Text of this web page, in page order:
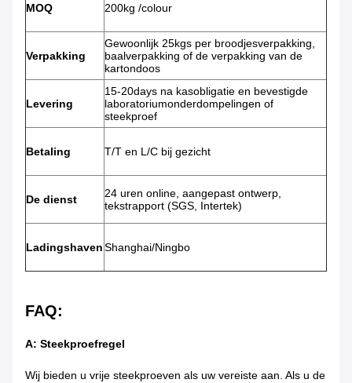
MOQ 200kg /colour
Verpakking
Gewoonlijk 25kgs per broodjesverpakking,
baalverpakking of de verpakking van de
kartondoos
Levering
15-20days na kasobligatie en bevestigde
laboratoriumonderdompelingen of
steekproef
Betaling T/T en L/C bij gezicht
De dienst
24 uren online, aangepast ontwerp,
tekstrapport (SGS, Intertek)
LadingshavenShanghai/Ningbo
FAQ:
A: Steekproefregel
Wij bieden u vrije steekproeven als uw vereiste aan. Als u de